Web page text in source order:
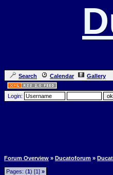
Search Calendar
Gallery
Login:
Forum Overview » Ducatoforum »
Pages: (1) [1] »